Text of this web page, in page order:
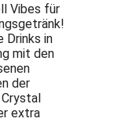
Vibes für
Drinks in
mit den
der
extra